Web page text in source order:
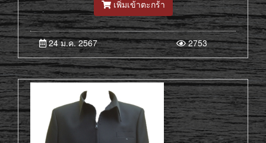
เพิ่มเข้าตะกร้า
24 ม.ค. 2567 2753